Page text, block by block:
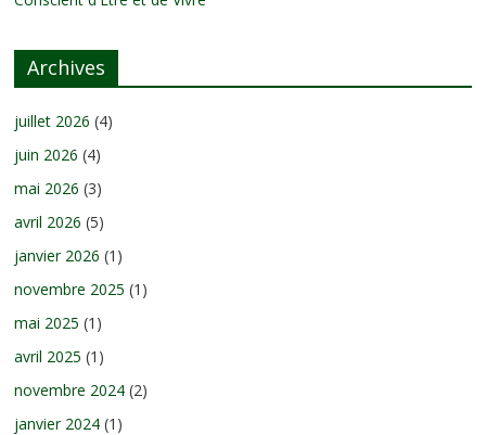
Archives
juillet 2026 (4)
juin 2026 (4)
mai 2026 (3)
avril 2026 (5)
janvier 2026 (1)
novembre 2025 (1)
mai 2025 (1)
avril 2025 (1)
novembre 2024 (2)
janvier 2024 (1)